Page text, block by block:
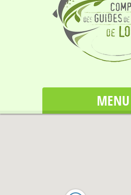
MENU